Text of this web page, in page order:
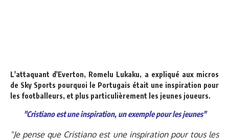
L'attaquant d'Everton, Romelu Lukaku, a expliqué aux micros
de Sky Sports pourquoi le Portugais était une inspiration pour
les footballeurs, et plus particulièrement les jeunes joueurs.
"Cristiano est une inspiration, un exemple pour les jeunes"
"Je pense que Cristiano est une inspiration pour tous les